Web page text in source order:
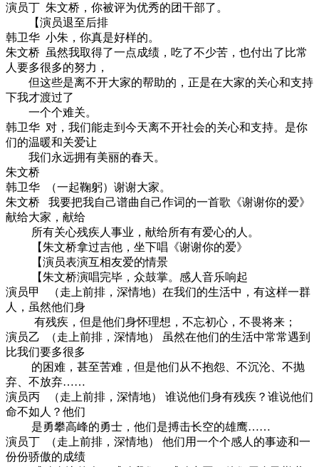
演员丁 朱文桥，你被评为优秀的团干部了。
【演员退至后排
韩卫华 小朱，你真是好样的。
朱文桥 虽然我取得了一点成绩，吃了不少苦，也付出了比常
人要多很多的努力，
但这些是离不开大家的帮助的，正是在大家的关心和支持
下我才渡过了
一个个难关。
韩卫华 对，我们能走到今天离不开社会的关心和支持。是你
们的温暖和关爱让
我们永远拥有美丽的春天。
朱文桥
韩卫华 （一起鞠躬）谢谢大家。
朱文桥 我要把我自己谱曲自己作词的一首歌《谢谢你的爱》
献给大家，献给
所有关心残疾人事业，献给所有有爱心的人。
【朱文桥拿过吉他，坐下唱《谢谢你的爱》
【演员表演互相友爱的情景
【朱文桥演唱完毕，众鼓掌。感人音乐响起
演员甲 （走上前排，深情地）在我们的生活中，有这样一群
人，虽然他们身
有残疾，但是他们身怀理想，不忘初心，不畏将来；
演员乙 （走上前排，深情地） 虽然在他们的生活中常常遇到
比我们要多很多
的困难，甚至苦难，但是他们从不抱怨、不沉沦、不抛
弃、不放弃……
演员丙 （走上前排，深情地） 谁说他们身有残疾？谁说他们
命不如人？他们
是勇攀高峰的勇士，他们是搏击长空的雄鹰……
演员丁 （走上前排，深情地） 他们用一个个感人的事迹和一
份份骄傲的成绩